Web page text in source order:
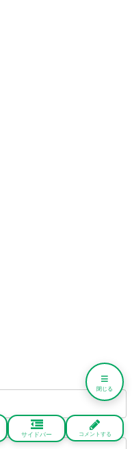
サイドバー コメントする
≡
閉じる